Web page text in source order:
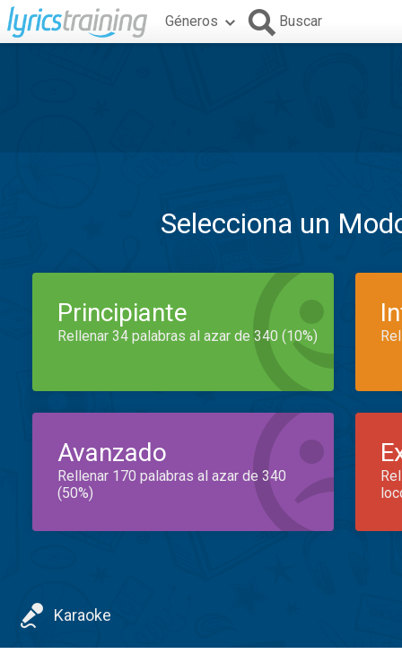
Géneros Buscar
Selecciona un
Principiante
Rellenar 34 palabras al azar de 340 (10%)
Avanzado
Rellenar 170 palabras al azar de 340
(50%)
Karaoke